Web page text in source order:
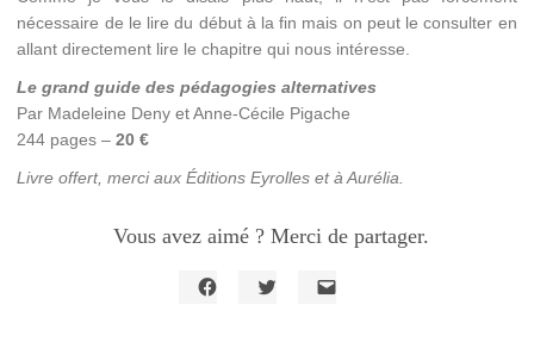
nécessaire de le lire du début à la fin mais on peut le consulter en
allant directement lire le chapitre qui nous intéresse.
Le grand guide des pédagogies alternatives
Par Madeleine Deny et Anne-Cécile Pigache
244 pages –20 €
Livre offert, merci aux Éditions Eyrolles et à Aurélia.
Vous avez aimé ? Merci de partager.